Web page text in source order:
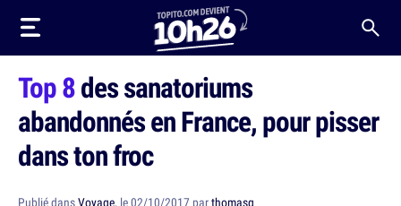
Top 8des sanatoriums
abandonnés en France, pour pisser
dans ton froc
Publié dansVoyage, le 02/10/2017 parthomasg